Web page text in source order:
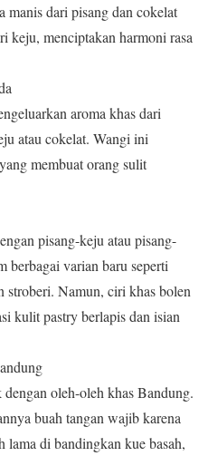
manis dari pisang dan cokelat
keju, menciptakan harmoni rasa
aroma khas dari
atau cokelat. Wangi ini
membuat orang sulit
pisang-keju atau pisang-
berbagai varian baru seperti
stroberi. Namun, ciri khas bolen
kulit pastry berlapis dan isian
oleh-oleh khas Bandung.
buah tangan wajib karena
lama di bandingkan kue basah,